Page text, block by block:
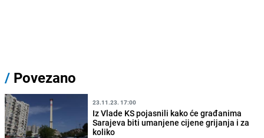
/ Povezano
23.11.23. 17:00
Iz Vlade KS pojasnili kako će građanima
Sarajeva biti umanjene cijene grijanja i za
koliko